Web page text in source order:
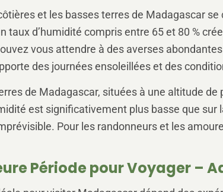
et les basses terres de Madagascar
taux d’humidité compris entre 65 et 80 %
vous attendre à des averses
des journées ensoleillées et des
de Madagascar, situées à une altitude
est significativement plus basse que
Pour les randonneurs et les
Période pour Voyager –